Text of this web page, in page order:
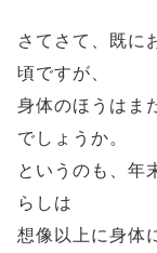
さてさて、既に
頃ですが、
身体のほうはま
でしょうか。
というのも、年
らしは
想像以上に身体